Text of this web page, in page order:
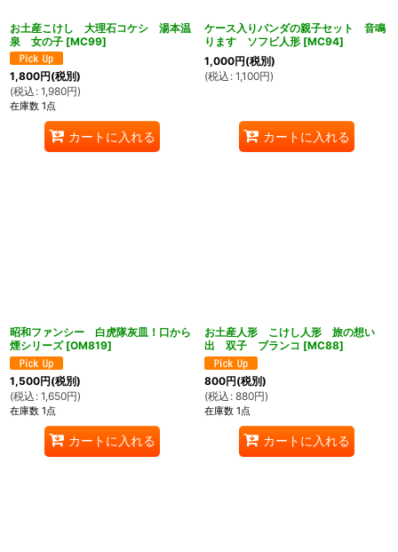
お土産こけし 大理石コケシ 湯本温
泉 女の子 [MC99]
1,800円(税別)
(税込 : 1,980円)
在庫数 1点
カートに入れる
ケース入りパンダの親子セット 音鳴
ります ソフビ人形 [MC94]
1,000円(税別)
(税込 : 1,100円)
カートに入れる
昭和ファンシー 白虎隊灰皿！口から
煙シリーズ [OM819]
1,500円(税別)
(税込 : 1,650円)
在庫数 1点
カートに入れる
お土産人形 こけし人形 旅の想い
出 双子 ブランコ [MC88]
800円(税別)
(税込 : 880円)
在庫数 1点
カートに入れる